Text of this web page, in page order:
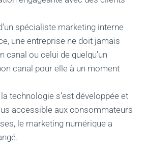
spécialiste marketing interne
une entreprise ne doit jamais
canal ou celui de quelqu'un
canal pour elle à un moment
technologie s’est développée et
accessible aux consommateurs
le marketing numérique a